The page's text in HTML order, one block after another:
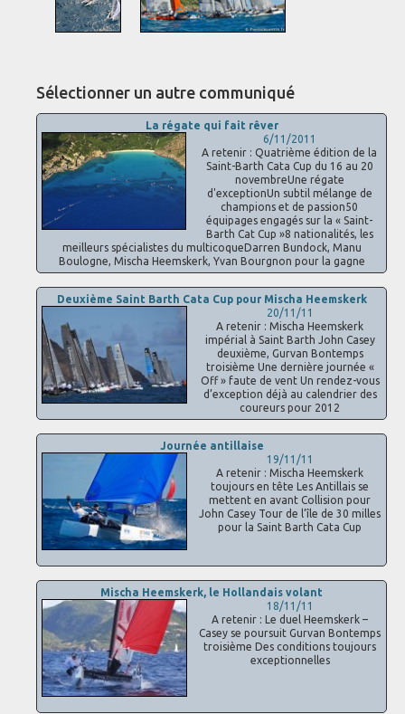
Sélectionner un autre communiqué
La régate qui fait rêver
6/11/2011
A retenir : Quatrième édition de la
Saint-Barth Cata Cup du 16 au 20
novembreUne régate
d'exceptionUn subtil mélange de
champions et de passion50
équipages engagés sur la « Saint-
Barth Cat Cup »8 nationalités, les
meilleurs spécialistes du multicoqueDarren Bundock, Manu
Boulogne, Mischa Heemskerk, Yvan Bourgnon pour la gagne
Deuxième Saint Barth Cata Cup pour Mischa Heemskerk
20/11/11
A retenir : Mischa Heemskerk
impérial à Saint Barth John Casey
deuxième, Gurvan Bontemps
troisième Une dernière journée «
Off » faute de vent Un rendez-vous
d’exception déjà au calendrier des
coureurs pour 2012
Journée antillaise
19/11/11
A retenir : Mischa Heemskerk
toujours en tête Les Antillais se
mettent en avant Collision pour
John Casey Tour de l’île de 30 milles
pour la Saint Barth Cata Cup
Mischa Heemskerk, le Hollandais volant
18/11/11
A retenir : Le duel Heemskerk –
Casey se poursuit Gurvan Bontemps
troisième Des conditions toujours
exceptionnelles